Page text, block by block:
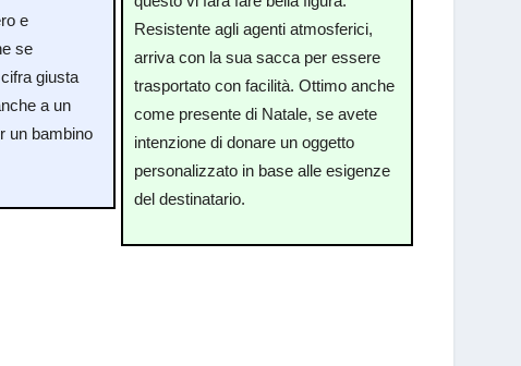
e
se
giusta
a un
un bambino
Resistente agli agenti atmosferici,
arriva con la sua sacca per essere
trasportato con facilità. Ottimo anche
come presente di Natale, se avete
intenzione di donare un oggetto
personalizzato in base alle esigenze
del destinatario.